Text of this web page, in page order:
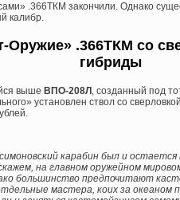
.366ТКМ закончили. Однако
калибр.
.366ТКМ со
гибриды
выше ВПО-208Л , созданный под
установлен ствол со
карабин был и
на главном оружейном
большинство предпочитают
мастера, коих за океаном